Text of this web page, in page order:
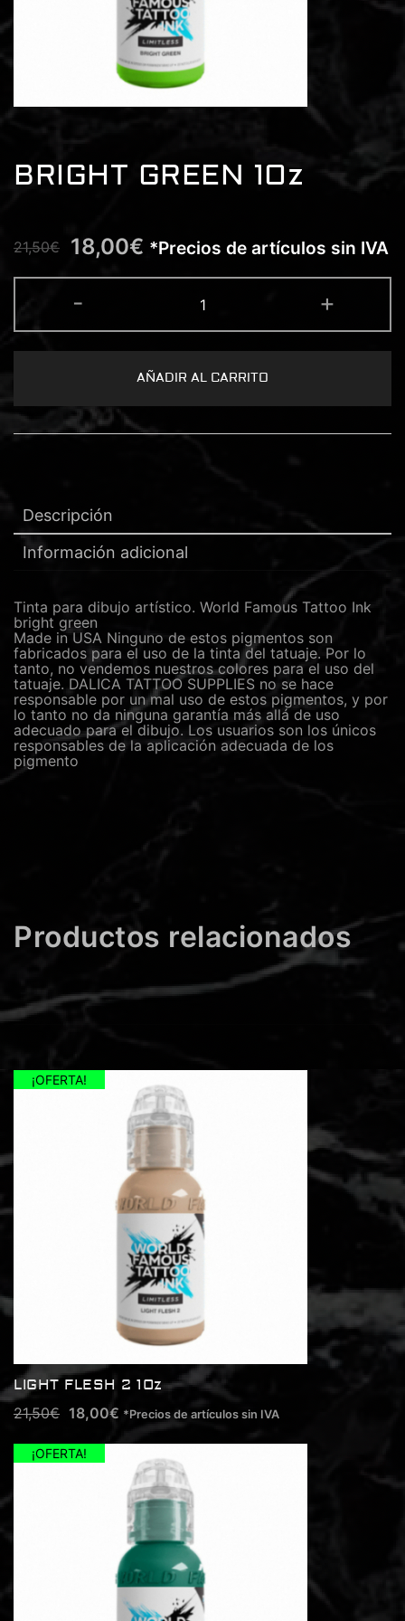
BRIGHT GREEN 1Oz
21,50€ 18,00€ *Precios de artículos sin IVA
-
GREEN
1Oz
cantidad
+
AÑADIR AL CARRITO
Descripción
Información adicional
Tinta para dibujo artístico. World Famous Tattoo Ink
bright green
Made in USA Ninguno de estos pigmentos son
fabricados para el uso de la tinta del tatuaje. Por lo
tanto, no vendemos nuestros colores para el uso del
tatuaje. DALICA TATTOO SUPPLIES no se hace
responsable por un mal uso de estos pigmentos, y por
lo tanto no da ninguna garantía más allá de uso
adecuado para el dibujo. Los usuarios son los únicos
responsables de la aplicación adecuada de los
pigmento
Productos relacionados
¡OFERTA!
LIGHT FLESH 2 1Oz
21,50€ 18,00€ *Precios de artículos sin IVA
¡OFERTA!